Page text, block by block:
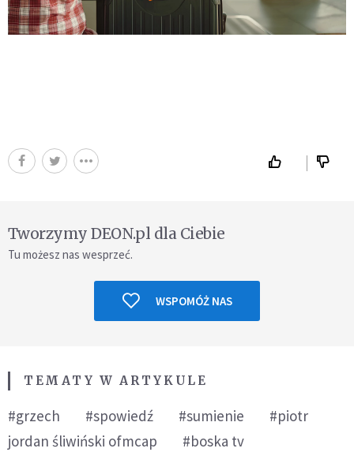
Tworzymy DEON.pl dla Ciebie
Tu możesz nas wesprzeć.
WSPOMÓŻ NAS
TEMATY W ARTYKULE
#grzech #spowiedź #sumienie
#piotr
jordan śliwiński ofmcap
#boska tv